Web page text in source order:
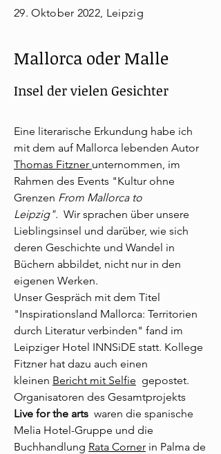
29. Oktober 2022, Leipzig
Mallorca oder Malle
Insel der vielen Gesichter
Eine literarische Erkundung habe ich
mit dem auf Mallorca lebenden Autor
Thomas Fitzner unternommen, im
Rahmen des Events "Kultur ohne
Grenzen From Mallorca to
Leipzig". Wir sprachen über unsere
Lieblingsinsel und darüber, wie sich
deren Geschichte und Wandel in
Büchern abbildet, nicht nur in den
eigenen Werken.
Unser Gespräch mit dem Titel
"Inspirationsland Mallorca: Territorien
durch Literatur verbinden" fand im
Leipziger Hotel INNSiDE statt. Kollege
Fitzner hat dazu auch einen
kleinen Bericht mit Selfie gepostet.
Organisatoren des Gesamtprojekts
Live for the arts waren die spanische
Melia Hotel-Gruppe und die
Buchhandlung Rata Corner in Palma de